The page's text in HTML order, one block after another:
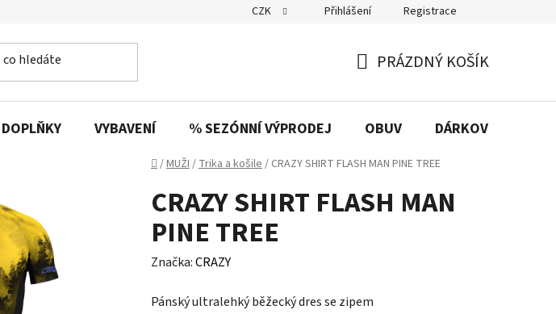
CZK Přihlášení Registrace
KOŠÍK
PRÁZDNÝ KOŠÍK
DOPLŇKY VYBAVENÍ % SEZÓNNÍ VÝPRODEJ OBUV DÁRKOVÉ
Domů
/MUŽI/Trika a košile/ CRAZY SHIRT FLASH MAN PINE TREE
CRAZY SHIRT FLASH MAN
PINE TREE
Značka:CRAZY
Pánský ultralehký běžecký dres se zipem